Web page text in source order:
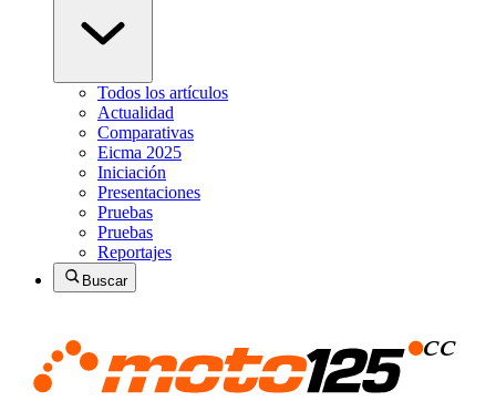
Todos los artículos
Actualidad
Comparativas
Eicma 2025
Iniciación
Presentaciones
Pruebas
Pruebas
Reportajes
Buscar